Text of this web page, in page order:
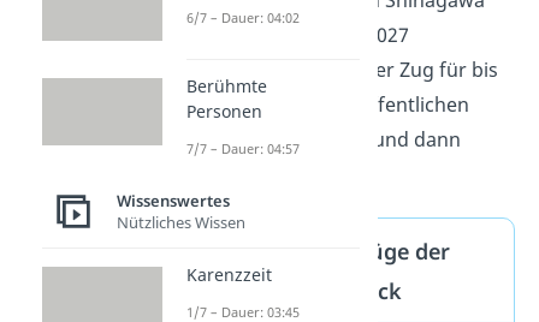
nach Nagoya im Jahr 2027
fertiggestellt ist, soll der Zug für bis
zu 92 Passagiere im öffentlichen
Verkehr bereitstehen und dann
Die schnellsten Züge der
Welt auf einen Blick
6/7 – Dauer: 04:02
Berühmte
Personen
7/7 – Dauer: 04:57
Wissenswertes
Nützliches Wissen
Karenzzeit
1/7 – Dauer: 03:45